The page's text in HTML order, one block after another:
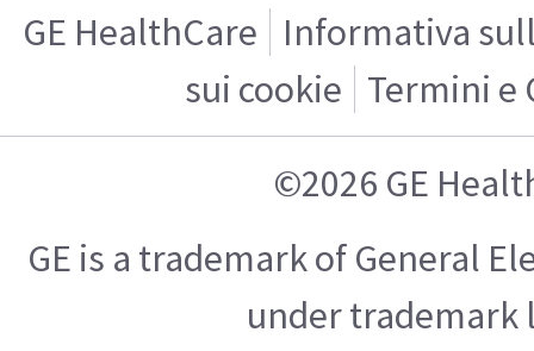
GE HealthCare
Informativa
sui cookie Termini e
©2026 GE
GE is a trademark of General
under trademark